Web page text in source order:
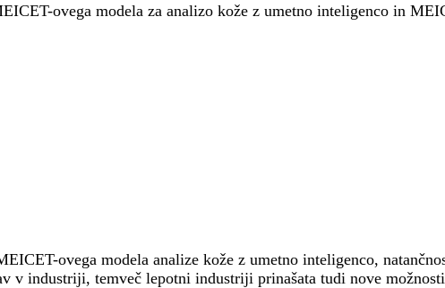
ovega modela za analizo kože z umetno inteligenco in
ovega modela analize kože z umetno inteligenco,
v industriji, temveč lepotni industriji prinašata tudi nove